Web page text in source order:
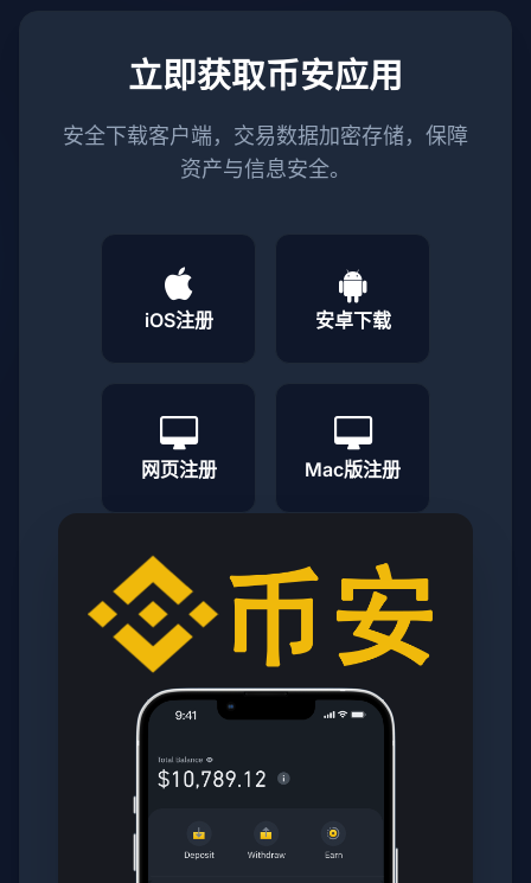
立即获取币安应用
安全下载客户端，交易数据加密存储，保障
资产与信息安全。
iOS注册 安卓下载
网页注册 Mac版注册